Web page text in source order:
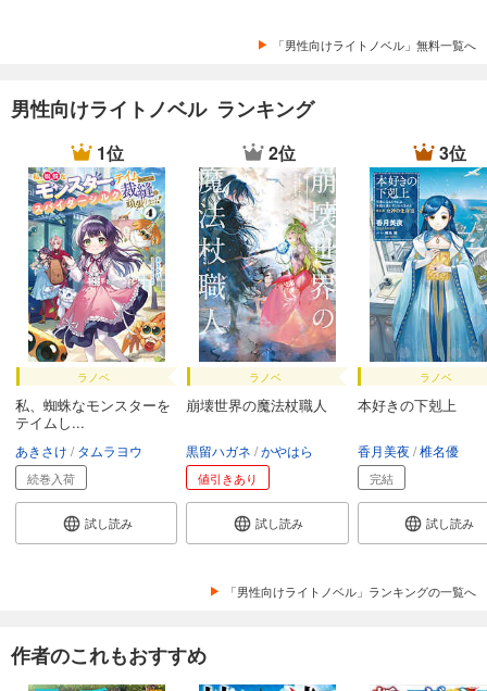
「男性向けライトノベル」無料一覧へ
男性向けライトノベル ランキング
1位
ラノベ
私、蜘蛛なモンスターを
テイムし...
あきさけ タムラヨウ
続巻入荷
試し読み
2位
ラノベ
崩壊世界の魔法杖職人
黒留ハガネ かやはら
値引きあり
試し読み
3位
ラノベ
本好きの下剋上
香月美夜 椎名優
完結
試し読み
「男性向けライトノベル」ランキングの一覧へ
作者のこれもおすすめ